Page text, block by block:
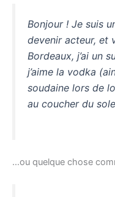
Bonjour ! Je suis
devenir acteur, et
Bordeaux, j’ai un
j’aime la vodka
soudaine lors de
au coucher du
…ou quelque chose